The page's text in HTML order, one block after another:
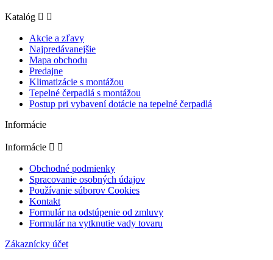
Katalóg  
Akcie a zľavy
Najpredávanejšie
Mapa obchodu
Predajne
Klimatizácie s montážou
Tepelné čerpadlá s montážou
Postup pri vybavení dotácie na tepelné čerpadlá
Informácie
Informácie  
Obchodné podmienky
Spracovanie osobných údajov
Používanie súborov Cookies
Kontakt
Formulár na odstúpenie od zmluvy
Formulár na vytknutie vady tovaru
Zákaznícky účet